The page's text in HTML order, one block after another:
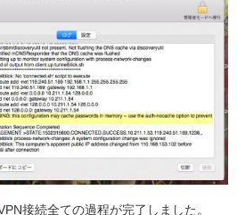
接続全ての過程が完了しました。